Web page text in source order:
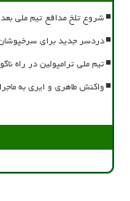
شروع تلخ مدافع تیم ملی
دردسر جدید برای سرخپوشان
تیم ملی ترامپولین در راه
واکنش طاهری و ایری به